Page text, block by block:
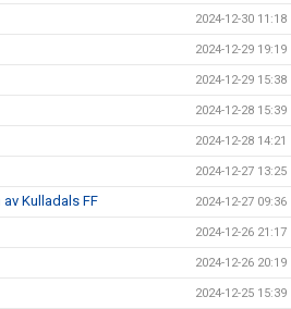
2024-12-30 11:18
2024-12-29 19:19
2024-12-29 15:38
2024-12-28 15:39
2024-12-28 14:21
2024-12-27 13:25
Kulladals FF 2024-12-27 09:36
2024-12-26 21:17
2024-12-26 20:19
2024-12-25 15:39